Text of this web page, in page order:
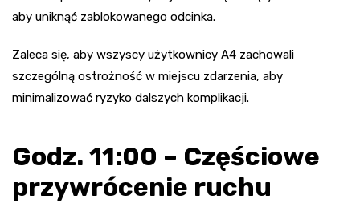
aby uniknąć zablokowanego odcinka.
Zaleca się, aby wszyscy użytkownicy A4 zachowali
szczególną ostrożność w miejscu zdarzenia, aby
minimalizować ryzyko dalszych komplikacji.
Godz. 11:00 – Częściowe
przywrócenie ruchu